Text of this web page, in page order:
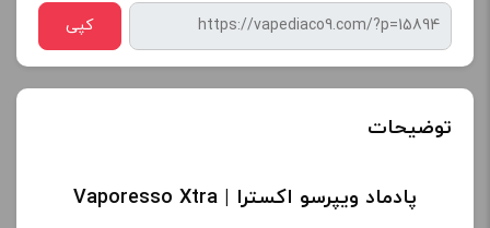
کپی
توضیحات
پادماد ویپرسو اکسترا | Vaporesso Xtra